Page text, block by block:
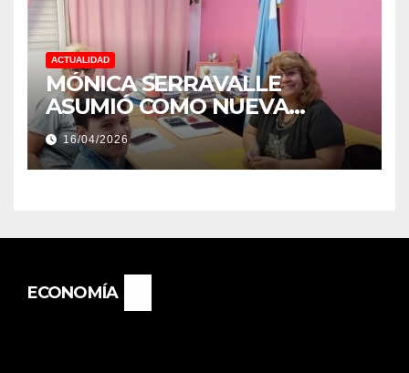
ACTUALIDAD
MÓNICA SERRAVALLE
ASUMIÓ COMO NUEVA
DIRECTORA DEL E.E.S. N° 82
«RENÉ FAVALORO» DE
BASAIL.
16/04/2026
ECONOMÍA